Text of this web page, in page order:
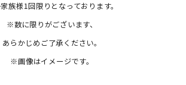
族様1回限りとなっております。
※数に限りがございます、
あらかじめご了承ください。
※画像はイメージです。